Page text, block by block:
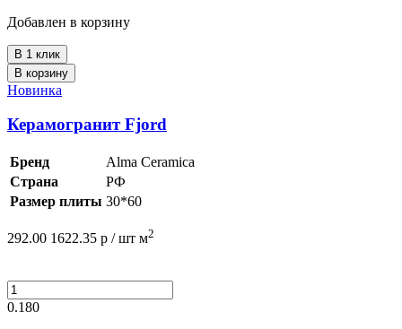
Добавлен в корзину
В 1 клик
В корзину
Новинка
Керамогранит Fjord
Бренд
Alma Ceramica
Страна
РФ
Размер плиты 30*60
292.00 1622.35 р / шт м2
0.180